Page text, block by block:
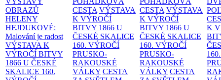
OBRAZŮ
HELENY
HEJDUKOVÉ:
Malování je radost
VÝSTAVA K
VÝROČÍ BITVY
1866 U ČESKÉ
SKALICE 160.
CESTA VÝSTAVA
K VÝROČÍ
BITVY 1866 U
ČESKÉ SKALICE
160. VÝROČÍ
PRUSKO-
RAKOUSKÉ
VÁLKY CESTA
CESTA VÝSTAVA
K VÝROČÍ
BITVY 1866 U
ČESKÉ SKALICE
160. VÝROČÍ
PRUSKO-
RAKOUSKÉ
VÁLKY CESTA
K